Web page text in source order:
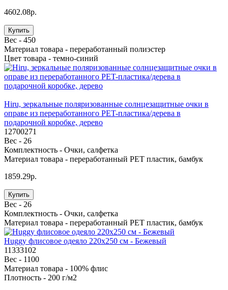
4602.08р.
Купить
Вес - 450
Материал товара - переработанный полиэстер
Цвет товара - темно-синий
Hiru, зеркальные поляризованные солнцезащитные очки в
оправе из переработанного PET-пластика/дерева в
подарочной коробке, дерево
12700271
Вес - 26
Комплектность - Очки, салфетка
Материал товара - переработанный PET пластик, бамбук
1859.29р.
Купить
Вес - 26
Комплектность - Очки, салфетка
Материал товара - переработанный PET пластик, бамбук
Huggy флисовое одеяло 220x250 см - Бежевый
11333102
Вес - 1100
Материал товара - 100% флис
Плотность - 200 г/м2